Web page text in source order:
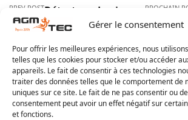
Gérer le consentement
Pour offrir les meilleures expériences, nous
telles que les cookies pour stocker et/ou accéder
appareils. Le fait de consentir à ces technologies
traiter des données telles que le comportement de
uniques sur ce site. Le fait de ne pas consentir ou
consentement peut avoir un effet négatif sur
et fonctions.
PREV POSTDétecteur de niveau
d’eau : tout ce que vous
PROCHAIN